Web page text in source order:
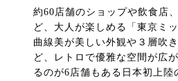
約60店舗のショップや飲食店
ど、大人が楽しめる「東京ミ
曲線美が美しい外観や３層吹
ど、レトロで優雅な空間が広
るのが6店舗もある日本初上陸